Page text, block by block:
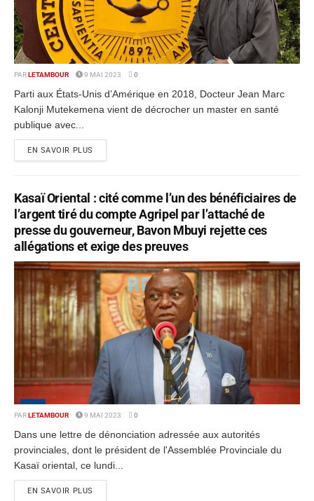
PAR LETAMBOUR 9 MAI 2023 0
Parti aux États-Unis d’Amérique en 2018, Docteur Jean Marc
Kalonji Mutekemena vient de décrocher un master en santé
publique avec...
EN SAVOIR PLUS
Kasaï Oriental : cité comme l’un des bénéficiaires de
l’argent tiré du compte Agripel par l’attaché de
presse du gouverneur, Bavon Mbuyi rejette ces
allégations et exige des preuves
PAR LETAMBOUR 9 MAI 2023 0
Dans une lettre de dénonciation adressée aux autorités
provinciales, dont le président de l'Assemblée Provinciale du
Kasaï oriental, ce lundi...
EN SAVOIR PLUS